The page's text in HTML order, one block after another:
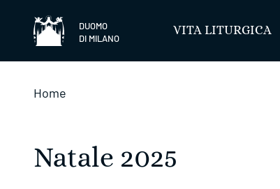
DUOMO
DI MILANO
VITA LITURGICA
Home
Natale 2025